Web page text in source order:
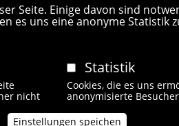
Kontakt
Seite. Einige davon sind
es uns eine anonyme Statistik
nicht
Statistik
Cookies, die es uns
anonymisierte
Einstellungen speichen